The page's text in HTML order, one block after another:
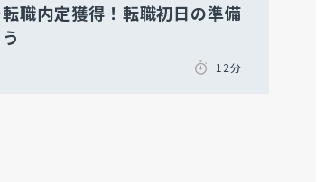
職内定獲得！転職初日の準備
12分